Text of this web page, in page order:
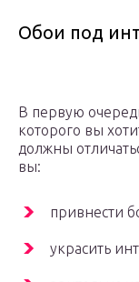
Обои под
В первую
которого вы
должны
вы:
привнести
украсить